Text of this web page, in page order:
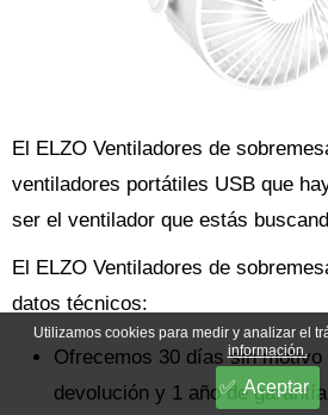
El ELZO Ventiladores de
ventiladores portátiles USB que
ser el ventilador que estás
El ELZO Ventiladores de
datos técnicos:
Ofrecemos 30 días sin motivo
devolución y 1 año de
Utilizamos cookies para medir y analizar el
información.
Aceptar